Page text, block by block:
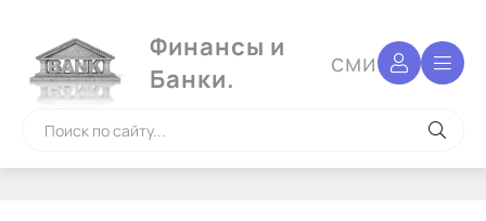
Финансы и
Банки.
сми